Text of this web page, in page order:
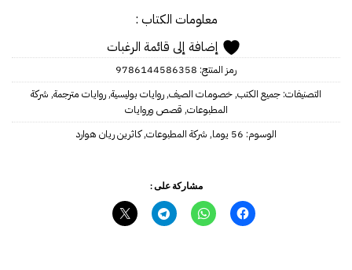
معلومات الكتاب :
إضافة إلى قائمة الرغبات
رمز المنتج: 9786144586358
التصنيفات: جميع الكتب,خصومات الصيف,روايات بوليسية,روايات مترجمة, شركة
المطبوعات, قصص وروايات
الوسوم: 56 يوما , شركة المطبوعات,كاثرين ريان هوارد
مشاركة على :